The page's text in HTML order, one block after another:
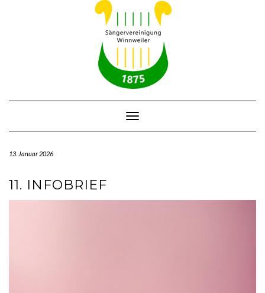
Toggle Navigation
13. Januar 2026
11. INFOBRIEF